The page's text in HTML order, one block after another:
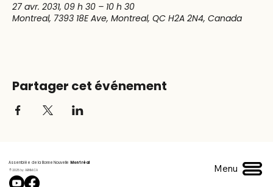
27 avr. 2031, 09 h 30 – 10 h 30
Montreal, 7393 18E Ave, Montreal, QC H2A 2N4, Canada
Partager cet événement
Assemblée de la Bonne Nouvelle Montréal
© 2025 by ABNM.CA Menu